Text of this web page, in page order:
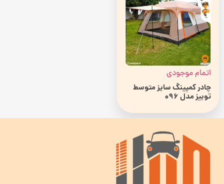
اتمام موجودی
چادر کمپینگ سایز متوسط
توبیز مدل 096